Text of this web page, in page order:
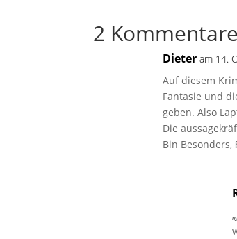
2 Kommentare
Dieter am 14.
Auf diesem
Fantasie und
geben. Also
Die
Bin
„